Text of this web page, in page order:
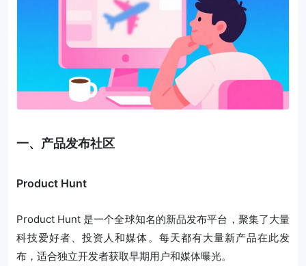
一、产品发布社区
Product Hunt
Product Hunt 是一个全球知名的新品发布平台，聚集了大量
科技爱好者、投资人和媒体。每天都有大量新产品在此发
布，适合独立开发者获取早期用户和媒体曝光。